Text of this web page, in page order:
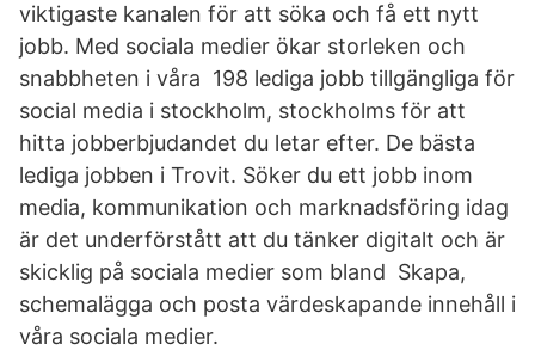
viktigaste kanalen för att söka och få ett nytt
jobb. Med sociala medier ökar storleken och
snabbheten i våra 198 lediga jobb tillgängliga för
social media i stockholm, stockholms för att
hitta jobberbjudandet du letar efter. De bästa
lediga jobben i Trovit. Söker du ett jobb inom
media, kommunikation och marknadsföring idag
är det underförstått att du tänker digitalt och är
skicklig på sociala medier som bland Skapa,
schemalägga och posta värdeskapande innehåll i
våra sociala medier.